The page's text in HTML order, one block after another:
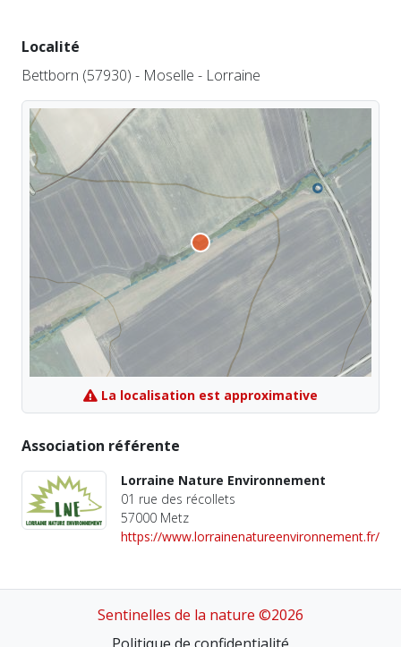
Localité
Bettborn (57930) - Moselle - Lorraine
La localisation est approximative
Association référente
Lorraine Nature Environnement
01 rue des récollets
57000 Metz
https://www.lorrainenatureenvironnement.fr/
Sentinelles de la nature ©2026